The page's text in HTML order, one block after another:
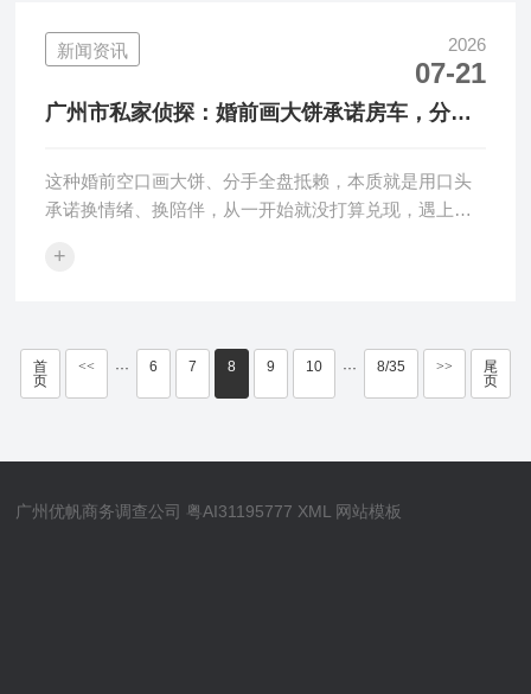
新闻资讯 2026
07-21
广州市私家侦探：婚前画大饼承诺房车，分手
这种婚前空口画大饼、分手全盘抵赖，本质就是用口头
承诺换情绪、换陪伴，从一开始就没打算兑现，遇上了
+
首
页
<< ··· 6 7 8 9 10 ··· 8/35 >>
尾
页
广州优帆商务调查公司 粤AI31195777 XML 网站模板